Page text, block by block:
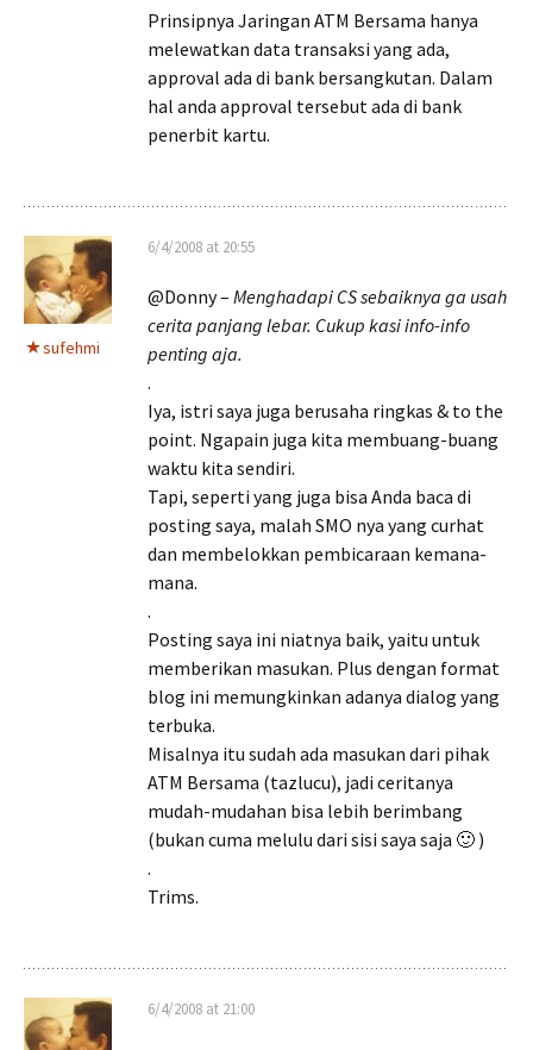
Prinsipnya Jaringan ATM Bersama hanya
melewatkan data transaksi yang ada,
approval ada di bank bersangkutan. Dalam
hal anda approval tersebut ada di bank
penerbit kartu.
sufehmi
6/4/2008 at 20:55
@Donny – Menghadapi CS sebaiknya ga usah
cerita panjang lebar. Cukup kasi info-info
penting aja.
.
Iya, istri saya juga berusaha ringkas & to the
point. Ngapain juga kita membuang-buang
waktu kita sendiri.
Tapi, seperti yang juga bisa Anda baca di
posting saya, malah SMO nya yang curhat
dan membelokkan pembicaraan kemana-
mana.
.
Posting saya ini niatnya baik, yaitu untuk
memberikan masukan. Plus dengan format
blog ini memungkinkan adanya dialog yang
terbuka.
Misalnya itu sudah ada masukan dari pihak
ATM Bersama (tazlucu), jadi ceritanya
mudah-mudahan bisa lebih berimbang
(bukan cuma melulu dari sisi saya saja 🙂 )
.
Trims.
6/4/2008 at 21:00